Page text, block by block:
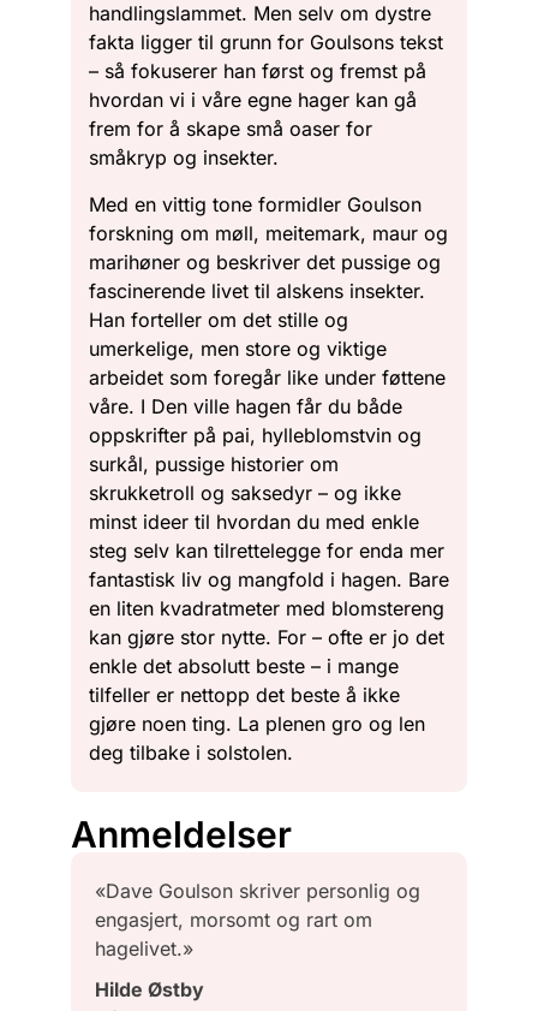
handlingslammet. Men selv om dystre
fakta ligger til grunn for Goulsons tekst
– så fokuserer han først og fremst på
hvordan vi i våre egne hager kan gå
frem for å skape små oaser for
småkryp og insekter.
Med en vittig tone formidler Goulson
forskning om møll, meitemark, maur og
marihøner og beskriver det pussige og
fascinerende livet til alskens insekter.
Han forteller om det stille og
umerkelige, men store og viktige
arbeidet som foregår like under føttene
våre. I Den ville hagen får du både
oppskrifter på pai, hylleblomstvin og
surkål, pussige historier om
skrukketroll og saksedyr – og ikke
minst ideer til hvordan du med enkle
steg selv kan tilrettelegge for enda mer
fantastisk liv og mangfold i hagen. Bare
en liten kvadratmeter med blomstereng
kan gjøre stor nytte. For – ofte er jo det
enkle det absolutt beste – i mange
tilfeller er nettopp det beste å ikke
gjøre noen ting. La plenen gro og len
deg tilbake i solstolen.
Anmeldelser
«Dave Goulson skriver personlig og
engasjert, morsomt og rart om
hagelivet.»
Hilde Østby